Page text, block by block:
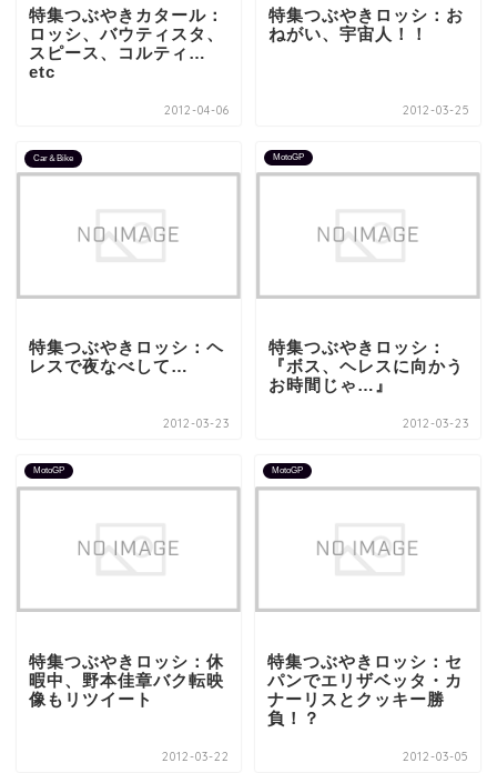
特集つぶやきカタール：
ロッシ、バウティスタ、
スピース、コルティ…
etc
2012-04-06
特集つぶやきロッシ：お
ねがい、宇宙人！！
2012-03-25
Car＆Bike
特集つぶやきロッシ：ヘ
レスで夜なべして…
2012-03-23
MotoGP
特集つぶやきロッシ：
『ボス、ヘレスに向かう
お時間じゃ…』
2012-03-23
MotoGP
特集つぶやきロッシ：休
暇中、野本佳章バク転映
像もリツイート
2012-03-22
MotoGP
特集つぶやきロッシ：セ
パンでエリザベッタ・カ
ナーリスとクッキー勝
負！？
2012-03-05